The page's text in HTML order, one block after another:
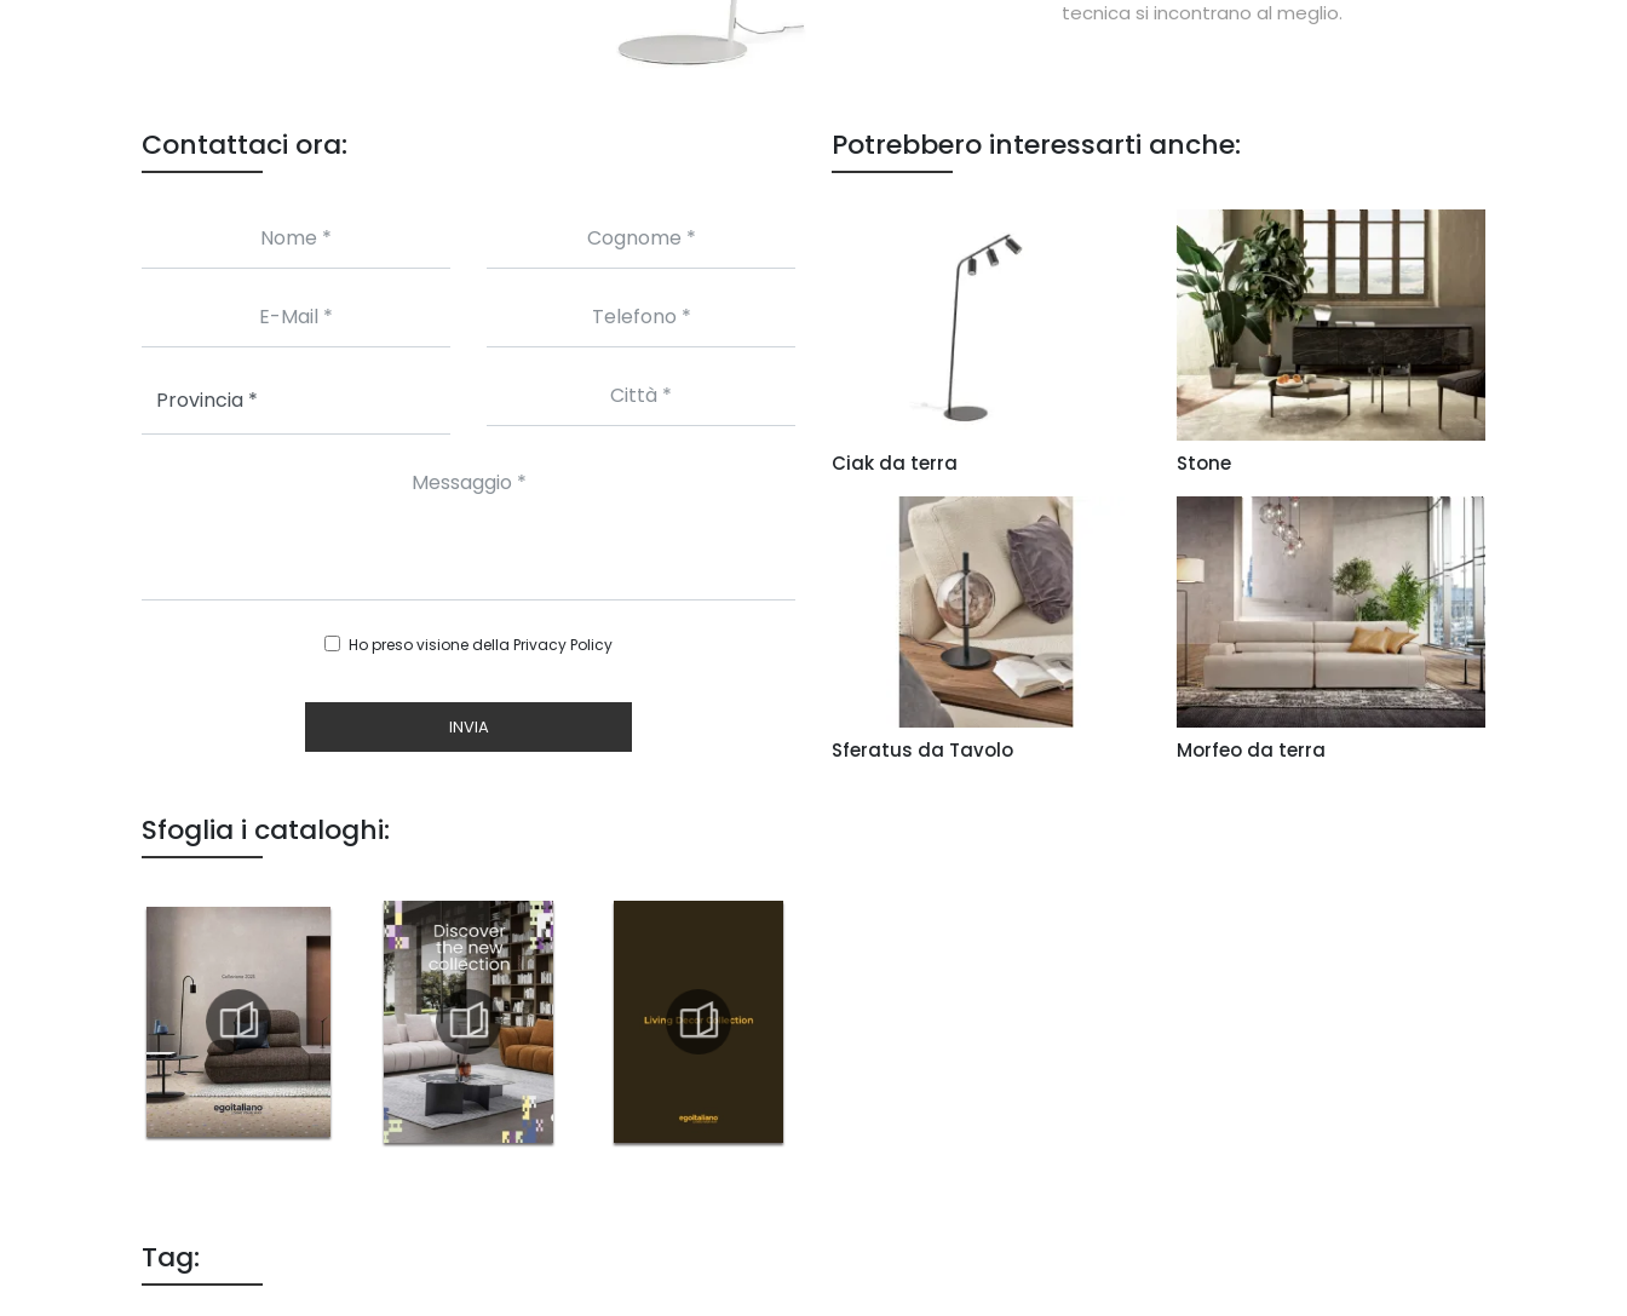
tecnica si incontrano al meglio.
Contattaci ora:
Ho preso visione della Privacy Policy
INVIA
Potrebbero interessarti anche:
Ciak da terra Stone
Sferatus da Tavolo Morfeo da terra
Sfoglia i cataloghi:
Tag: